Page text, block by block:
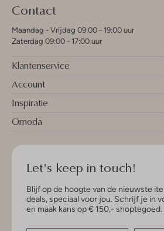
Contact
Maandag - Vrijdag 09:00 - 19:00 uur
Zaterdag 09:00 - 17:00 uur
Klantenservice
Account
Inspiratie
Omoda
Let's keep in touch!
Blijf op de hoogte van de nieuwste
deals, speciaal voor jou. Schrijf je in
en maak kans op € 150,- shoptegoed.